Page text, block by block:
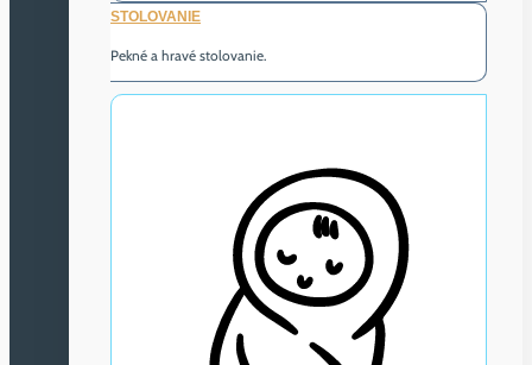
STOLOVANIE
Pekné a hravé stolovanie.